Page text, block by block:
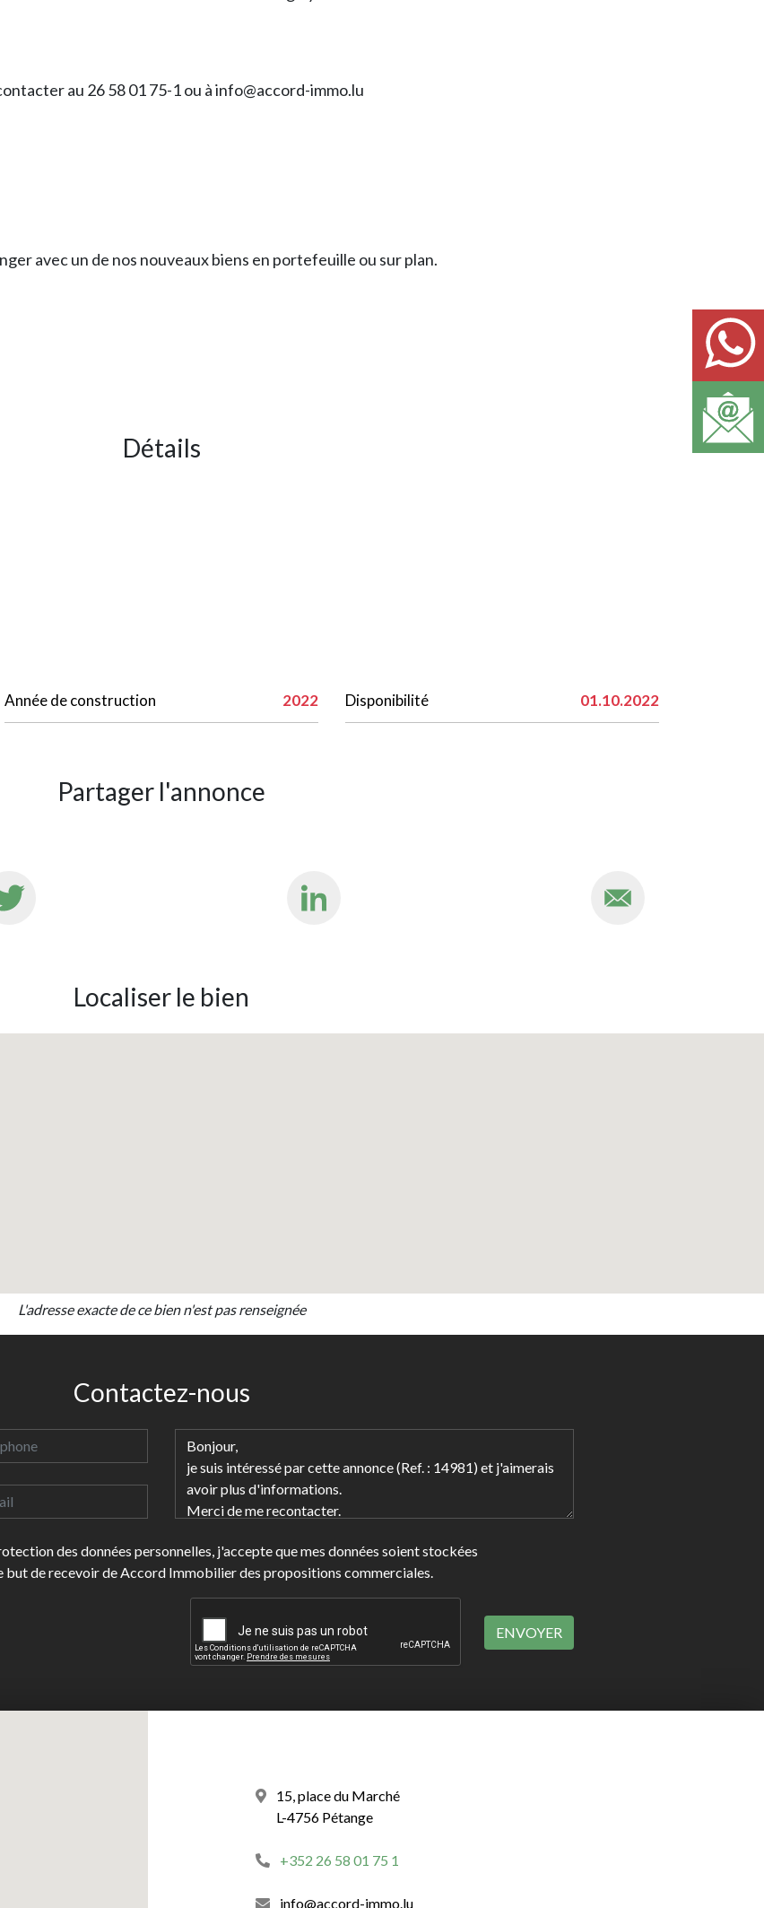
au 26 58 01 75-1 ou à info@accord-immo.lu
avec un de nos nouveaux biens en portefeuille ou sur plan.
Détails
Année de construction 2022 Disponibilité 01.10.2022
Partager l'annonce
Localiser le bien
L'adresse exacte de ce bien n'est pas renseignée
Contactez-nous
des données personnelles, j'accepte que mes données soient stockées
but de recevoir de Accord Immobilier des propositions commerciales.
15, place du Marché
L-4756 Pétange
+352 26 58 01 75 1
info@accord-immo.lu